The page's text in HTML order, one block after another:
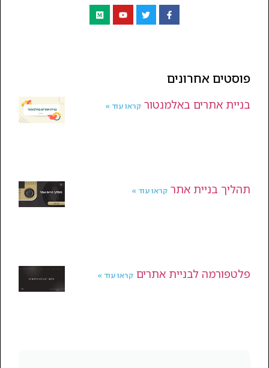
פוסטים אחרונים
בניית אתרים באלמנטור קראו עוד »
תהליך בניית אתר קראו עוד »
פלטפורמה לבניית אתרים קראו עוד »